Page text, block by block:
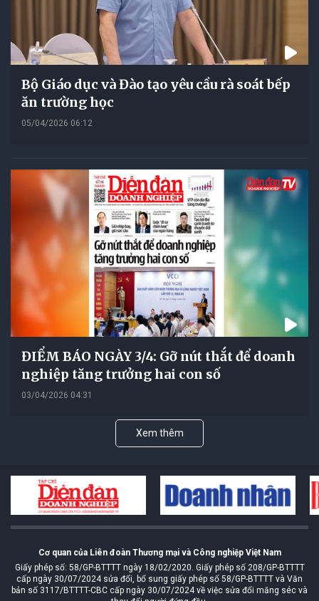
Bộ Giáo dục và Đào tạo yêu cầu rà soát bếp
ăn trường học
05/04/2026 06:12
ĐIỂM BÁO NGÀY 3/4: Gỡ nút thắt để doanh
nghiệp tăng trưởng hai con số
03/04/2026 04:31
Xem thêm
Cơ quan của Liên đoàn Thương mại và Công nghiệp Việt Nam
Giấy phép số: 58/GP-BTTTT ngày 18/02/2020. Giấy phép số 208/GP-BTTTT
cấp ngày 30/07/2024 sửa đổi, bổ sung giấy phép số 58/GP-BTTTT và Văn
bản số 3117/BTTTT-CBC cấp ngày 30/07/2024 về việc sửa đổi măng séc và